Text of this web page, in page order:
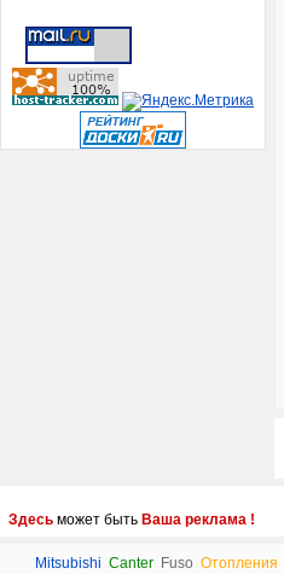
Здесь может быть Ваша реклама !
Mitsubishi Canter Fuso Отопления